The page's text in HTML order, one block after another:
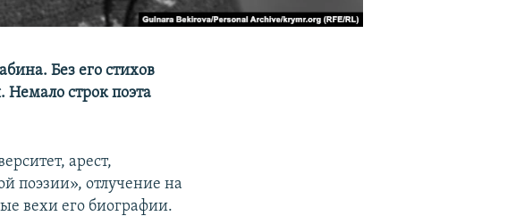
Без его стихов
Немало строк поэта
арест,
поэзии», отлучение на
вехи его биографии.